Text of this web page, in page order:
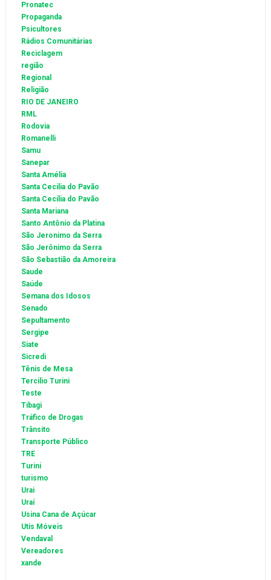
Pronatec
Propaganda
Psicultores
Rádios Comunitárias
Reciclagem
região
Regional
Religião
RIO DE JANEIRO
RML
Rodovia
Romanelli
Samu
Sanepar
Santa Amélia
Santa Cecilia do Pavão
Santa Cecília do Pavão
Santa Mariana
Santo Antônio da Platina
São Jeronimo da Serra
São Jerônimo da Serra
São Sebastião da Amoreira
Saude
Saúde
Semana dos Idosos
Senado
Sepultamento
Sergipe
Siate
Sicredi
Tênis de Mesa
Tercilio Turini
Teste
Tibagi
Tráfico de Drogas
Trânsito
Transporte Público
TRE
Turini
turismo
Urai
Uraí
Usina Cana de Açúcar
Utis Móveis
Vendaval
Vereadores
xande